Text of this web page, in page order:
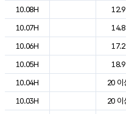
10.08H
12.9
10.07H
14.8
10.06H
17.2
10.05H
18.9
10.04H
20 이
10.03H
20 이